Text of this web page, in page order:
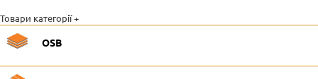
Товари категорії +
OSB